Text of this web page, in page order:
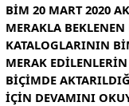
BIM 20 MART 2020
MERAKLA
KATALOGLARININ
MERAK
BIÇIMDE
IÇIN DEVAMINI